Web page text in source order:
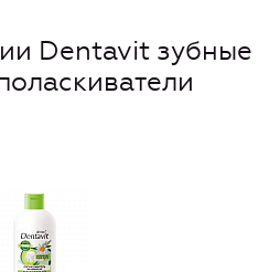
Dentavit зубные